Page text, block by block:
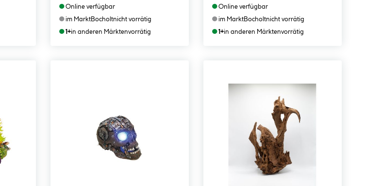
●Online verfügbar
●im MarktBocholtnicht vorrätig
●1+in anderen Märktenvorrätig
●Online verfügbar
●im MarktBocholtnicht vorrätig
●1+in anderen Märktenvorrätig